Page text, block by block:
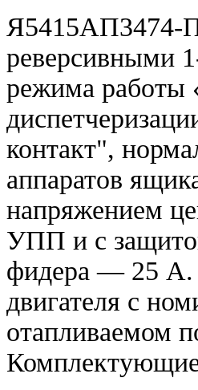
Я5415АП3474-
реверсивными
режима работы
контакт",
аппаратов
напряжением
УПП и с
фидера — 25 А.
двигателя с
отапливаемом